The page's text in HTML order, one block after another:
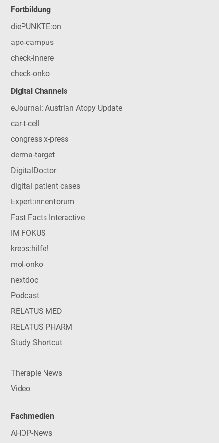
Fortbildung
diePUNKTE:on
apo-campus
check-innere
check-onko
Digital Channels
eJournal: Austrian Atopy Update
car-t-cell
congress x-press
derma-target
DigitalDoctor
digital patient cases
Expert:innenforum
Fast Facts Interactive
IM FOKUS
krebs:hilfe!
mol-onko
nextdoc
Podcast
RELATUS MED
RELATUS PHARM
Study Shortcut
Therapie News
Video
Fachmedien
AHOP-News